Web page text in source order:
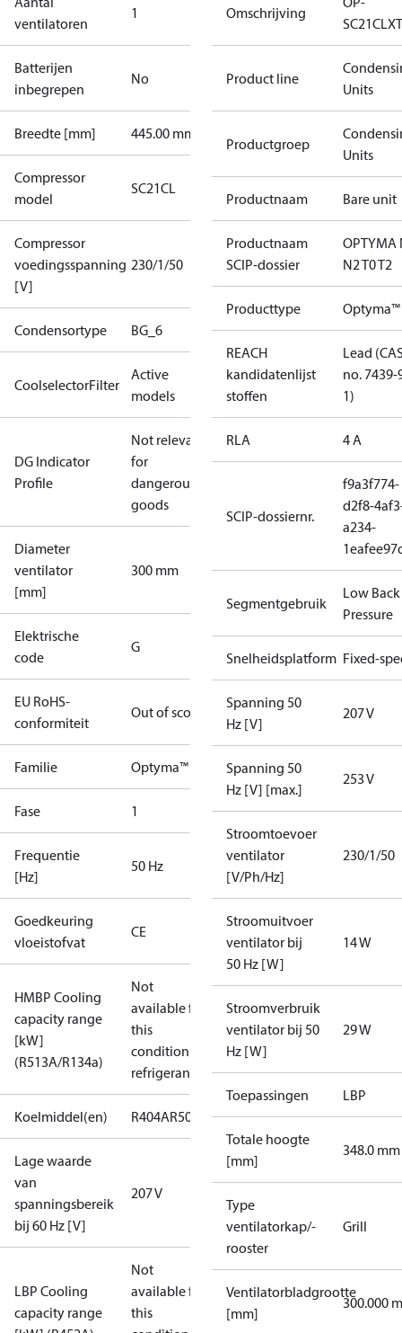
ventilatoren
1
Batterijen
inbegrepen
No
Breedte [mm] 445.00 mm
Compressor
model
SC21CL
Compressor
voedingsspanning
[V]
230/1/50
Condensortype BG_6
CoolselectorFilter
Active
models
DG Indicator
Profile
Not relevant
for
dangerous
goods
Diameter
ventilator
[mm]
300 mm
Elektrische
code
G
EU RoHS-
conformiteit
Out of scope
Familie Optyma™
Fase 1
Frequentie
[Hz]
50 Hz
Goedkeuring
vloeistofvat
CE
HMBP Cooling
capacity range
[kW]
(R513A/R134a)
Not
available for
this
condition /
refrigerant
Koelmiddel(en) R404AR507A
Lage waarde
van
spanningsbereik
bij 60 Hz [V]
207 V
LBP Cooling
capacity range
Not
available for
this
Omschrijving
Product line
Units
Productgroep
Units
Productnaam Bare unit
Productnaam
SCIP-dossier
OPTYMA
N2 T0 T2
Producttype Optyma™
REACH
kandidatenlijst
stoffen
Lead
no. 7439-
1)
RLA 4 A
SCIP-dossiernr.
f9a3f774-
d2f8-
a234-
Segmentgebruik
Low Back
Pressure
Snelheidsplatform Fixed-
Spanning 50
Hz [V]
207 V
Spanning 50
Hz [V] [max.]
253 V
Stroomtoevoer
ventilator
[V/Ph/Hz]
230/1/50
Stroomuitvoer
ventilator bij
50 Hz [W]
14 W
Stroomverbruik
ventilator bij 50
Hz [W]
29 W
Toepassingen LBP
Totale hoogte
[mm]
348.0 mm
Type
ventilatorkap/-
rooster
Grill
Ventilatorbladgrootte
[mm]
300.000